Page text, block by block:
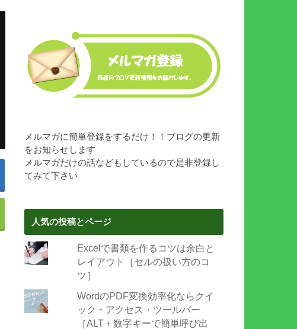
メルマガに簡単登録をするだけ！！ブログの更新
をお知らせします
メルマガだけの話などもしているので是非登録し
てみて下さい
人気の投稿とページ
Excelで書類を作るコツは余白と
レイアウト［セルの扱い方のコ
ツ］
WordのPDF変換効率化ならクイ
ック・アクセス・ツールバー
［ALT＋数字キーで簡単呼び出